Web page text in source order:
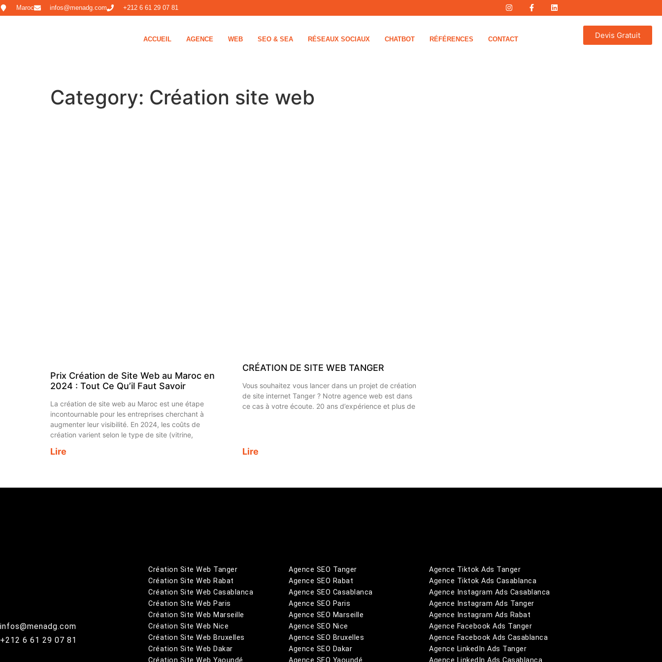
Maroc infos@menadg.com +212 6 61 29 07 81
ACCUEIL AGENCE WEB SEO & SEA RÉSEAUX SOCIAUX CHATBOT RÉFÉRENCES CONTACT Devis Gratuit
Category: Création site web
Prix Création de Site Web au Maroc en
2024 : Tout Ce Qu’il Faut Savoir
La création de site web au Maroc est une étape
incontournable pour les entreprises cherchant à
augmenter leur visibilité. En 2024, les coûts de
création varient selon le type de site (vitrine,
Lire
CRÉATION DE SITE WEB TANGER
Vous souhaitez vous lancer dans un projet de création
de site internet Tanger ? Notre agence web est dans
ce cas à votre écoute. 20 ans d’expérience et plus de
Lire
infos@menadg.com
+212 6 61 29 07 81
Création Site Web Tanger
Création Site Web Rabat
Création Site Web Casablanca
Création Site Web Paris
Création Site Web Marseille
Création Site Web Nice
Création Site Web Bruxelles
Création Site Web Dakar
Agence SEO Tanger
Agence SEO Rabat
Agence SEO Casablanca
Agence SEO Paris
Agence SEO Marseille
Agence SEO Nice
Agence SEO Bruxelles
Agence SEO Dakar
Agence Tiktok Ads Tanger
Agence Tiktok Ads Casablanca
Agence Instagram Ads Casablanca
Agence Instagram Ads Tanger
Agence Instagram Ads Rabat
Agence Facebook Ads Tanger
Agence Facebook Ads Casablanca
Agence LinkedIn Ads Tanger